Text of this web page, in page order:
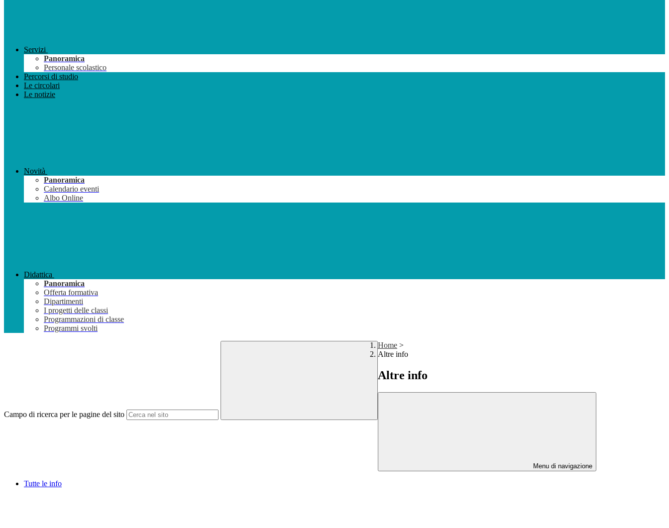
Servizi
Panoramica
Personale scolastico
Percorsi di studio
Le circolari
Le notizie
Novità
Panoramica
Calendario eventi
Albo Online
Didattica
Panoramica
Offerta formativa
Dipartimenti
I progetti delle classi
Programmazioni di classe
Programmi svolti
Campo di ricerca per le pagine del sito
Home >
Altre info
Altre info
Menu di navigazione
Tutte le info